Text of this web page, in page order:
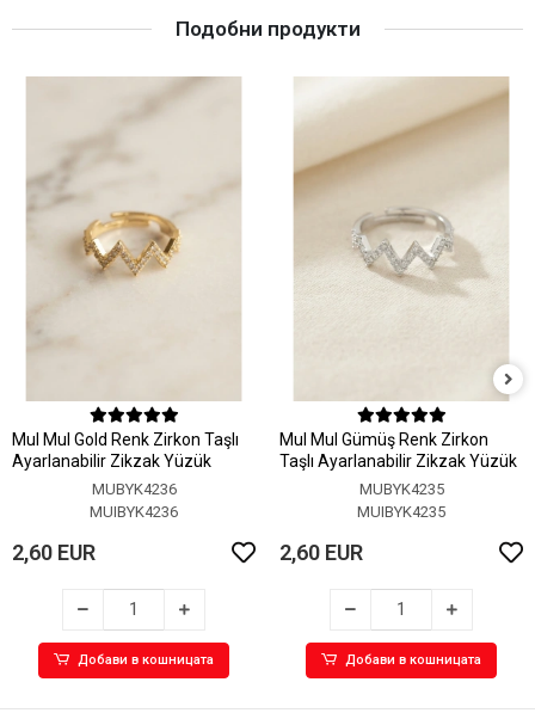
Подобни продукти
MuI MuI Gold Renk Zirkon Taşlı
Ayarlanabilir Zikzak Yüzük
MUBYK4236
MUIBYK4236
2,60 EUR
Добави в кошницата
MuI MuI Gümüş Renk Zirkon
Taşlı Ayarlanabilir Zikzak Yüzük
MUBYK4235
MUIBYK4235
2,60 EUR
Добави в кошницата